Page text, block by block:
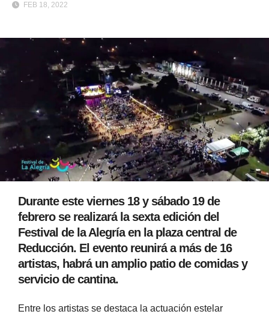
FEB 18, 2022
Durante este viernes 18 y sábado 19 de
febrero se realizará la sexta edición del
Festival de la Alegría en la plaza central de
Reducción. El evento reunirá a más de 16
artistas, habrá un amplio patio de comidas y
servicio de cantina.
Entre los artistas se destaca la actuación estelar